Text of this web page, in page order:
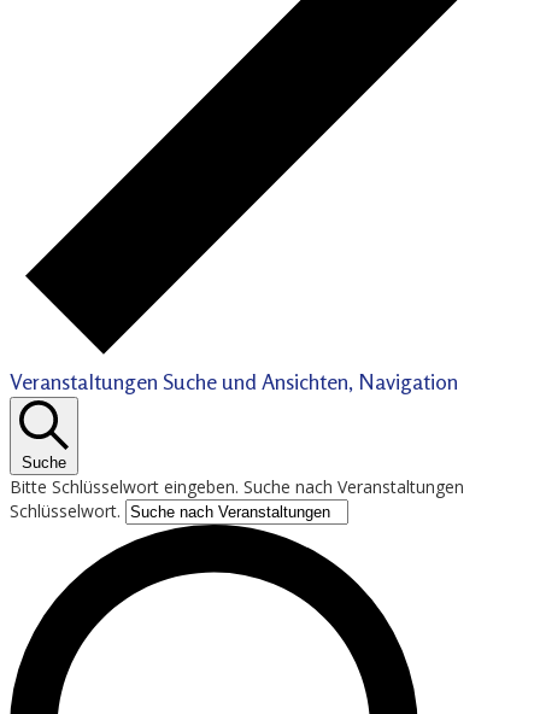
Veranstaltungen Suche und Ansichten, Navigation
Suche
Bitte Schlüsselwort eingeben. Suche nach Veranstaltungen
Schlüsselwort.